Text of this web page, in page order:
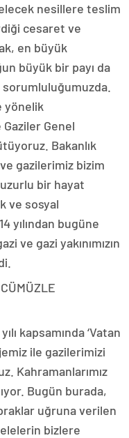
nesillere teslim
cesaret ve
en büyük
büyük bir payı da
yönelik
Genel
Bakanlık
gazilerimiz bizim
bir hayat
ve sosyal
yılından bugüne
ve gazi yakınımızın
kapsamında ‘Vatan
ile gazilerimizi
Kahramanlarımız
Bugün burada,
uğruna verilen
bizlere